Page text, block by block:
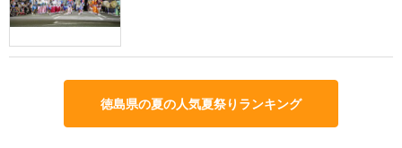
徳島県の夏の人気夏祭りランキング